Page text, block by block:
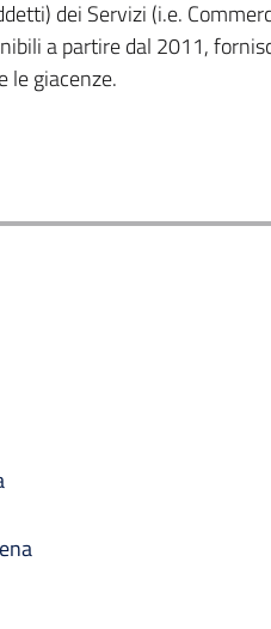
dei Servizi (i.e.
a partire dal 2011,
le giacenze.